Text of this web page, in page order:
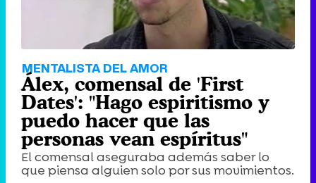
MENTALISTA DEL AMOR
Álex, comensal de 'First
Dates': "Hago espiritismo y
puedo hacer que las
personas vean espíritus"
El comensal aseguraba además saber lo
que piensa alguien solo por sus movimientos.